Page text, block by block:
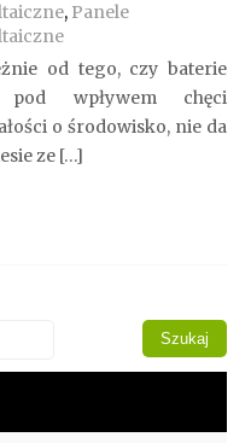
, Panele
od tego, czy baterie
pod wpływem chęci
o środowisko, nie da
ze […]